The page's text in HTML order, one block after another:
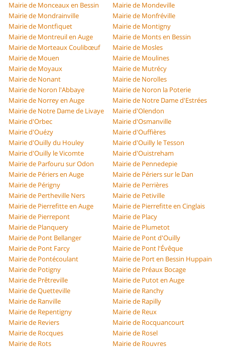
Mairie de Monceaux en Bessin
Mairie de Mondeville
Mairie de Mondrainville
Mairie de Monfréville
Mairie de Montfiquet
Mairie de Montigny
Mairie de Montreuil en Auge
Mairie de Monts en Bessin
Mairie de Morteaux Coulibœuf
Mairie de Mosles
Mairie de Mouen
Mairie de Moulines
Mairie de Moyaux
Mairie de Mutrécy
Mairie de Nonant
Mairie de Norolles
Mairie de Noron l'Abbaye
Mairie de Noron la Poterie
Mairie de Norrey en Auge
Mairie de Notre Dame d'Estrées
Mairie de Notre Dame de Livaye
Mairie d'Olendon
Mairie d'Orbec
Mairie d'Osmanville
Mairie d'Ouézy
Mairie d'Ouffières
Mairie d'Ouilly du Houley
Mairie d'Ouilly le Tesson
Mairie d'Ouilly le Vicomte
Mairie d'Ouistreham
Mairie de Parfouru sur Odon
Mairie de Pennedepie
Mairie de Périers en Auge
Mairie de Périers sur le Dan
Mairie de Périgny
Mairie de Perrières
Mairie de Pertheville Ners
Mairie de Petiville
Mairie de Pierrefitte en Auge
Mairie de Pierrefitte en Cinglais
Mairie de Pierrepont
Mairie de Placy
Mairie de Planquery
Mairie de Plumetot
Mairie de Pont Bellanger
Mairie de Pont d'Ouilly
Mairie de Pont Farcy
Mairie de Pont l'Évêque
Mairie de Pontécoulant
Mairie de Port en Bessin Huppain
Mairie de Potigny
Mairie de Préaux Bocage
Mairie de Prêtreville
Mairie de Putot en Auge
Mairie de Quetteville
Mairie de Ranchy
Mairie de Ranville
Mairie de Rapilly
Mairie de Repentigny
Mairie de Reux
Mairie de Reviers
Mairie de Rocquancourt
Mairie de Rocques
Mairie de Rosel
Mairie de Rots
Mairie de Rouvres